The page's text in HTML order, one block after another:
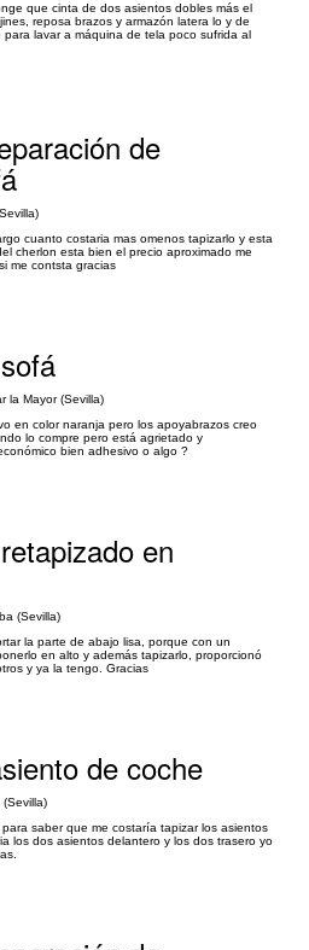
que cinta de dos asientos dobles más el
reposa brazos y armazón latera lo y de
lavar a máquina de tela poco sufrida al
de
cuanto costaria mas omenos tapizarlo y esta
cherlon esta bien el precio aproximado me
me contsta gracias
la Mayor (Sevilla)
en color naranja pero los apoyabrazos creo
lo compre pero está agrietado y
bien adhesivo o algo ?
en
(Sevilla)
la parte de abajo lisa, porque con un
en alto y además tapizarlo, proporcionó
y ya la tengo. Gracias
de coche
saber que me costaría tapizar los asientos
los dos asientos delantero y los dos trasero yo